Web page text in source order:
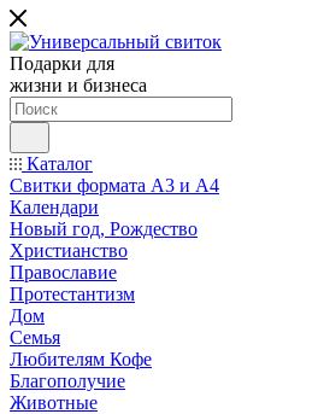
Подарки для
жизни и бизнеса
Каталог
Свитки формата А3 и А4
Календари
Новый год, Рождество
Христианство
Православие
Протестантизм
Дом
Семья
Любителям Кофе
Благополучие
Животные